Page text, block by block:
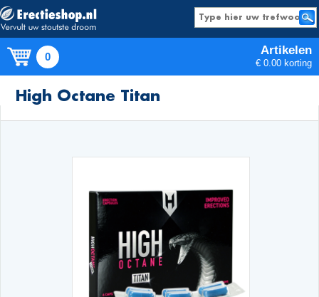
0 Artikelen
€ 0.00 korting
Producten
High Octane Titan